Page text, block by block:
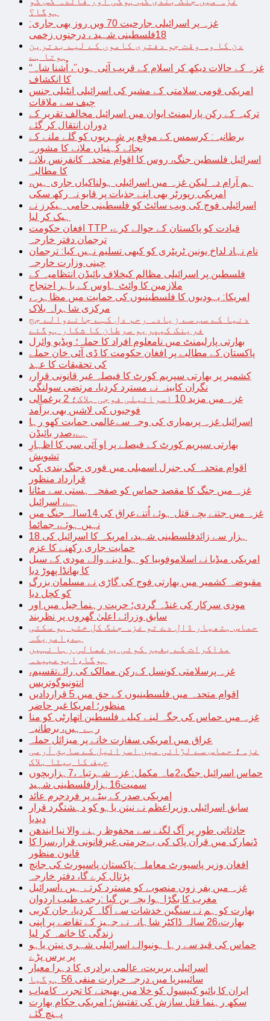
ہوگا؟
غزہ پر اسرائیلی جارحیت 70 ویں روز بھی جاری:
18فلسطینی شہید ، درجنوں زخمی
دن کا وہ وقت جو دفتری کاموں کے لیے بدترین
ہوتا ہے
“غزہ کے حالات دیکھ کر اسلام کے قریب آئی ہوں”، اُشنا شاہ
کا انکشاف
امریکی قومی سلامتی کے مشیر کی اسرائیلی انٹیلی جنس
چیف سے ملاقات
ترکیہ کے رکن پارلیمنٹ ایوان میں اسرائیل مخالف تقریر کے
دوران انتقال کر گئے
برطانیہ: کرسمس کے موقع پر شہریوں کو گلے ملنے کے
بجائے کُہنیاں ملانے کا مشورہ
اسرائیل فلسطین جنگ، روس کا اقوام متحدہ کانفرنس بلانے
کا مطالبہ
ہم آرام دہ لیکن غزہ میں اسرائیلی ہولناکیاں جاری ہیں،
امریکی رپورٹر بھی اپنے جذبات پر قابو نہ رکھ سکی
اسرائیلی فوج کی ویب سائٹ کو فلسطینی حامی ہیکرز نے
ہیک کر لیا
افغان حکومت TTP قیادت کو پاکستان کے حوالے کرے،
ترجمان دفتر خارجہ
نام نہاد لداخ یونین ٹریٹری کو کبھی تسلیم نہیں کیا: ترجمان
چینی وزارت خارجہ
فلسطین پر اسرائیلی مظالم کیخلاف بائیڈن انتظامیہ کے
ملازمین کا وائٹ ہاوس کے باہر احتجاج
امریکا: یہودیوں کا فلسطینیوں کی حمایت میں مظاہرہ،
مرکزی شاہراہ بلاک
دنیا کے سب سے زیادہ رحم دل کہے جانےوالے جج
فرینک کیپریو سرطان کا شکار ہوگئے
بھارتی پارلیمنٹ میں نامعلوم افراد کا حملہ؛ ویڈیو وائرل
پاکستان کے مطالبے پر افغان حکومت کا ڈی آئی خان حملے
کی تحقیقات کا عہد
کشمیر پر بھارتی سپریم کورٹ کا فیصلہ غیر قانونی قرار،
نگران کابینہ نے مسترد کردیا، مرتضی سولنگی
غزہ میں مزید 10 اسرائیلی فوجی ہلاک؛ 2 یرغمالی
فوجیوں کی لاشیں بھی برآمد
اسرائیل غزہ پربمباری کی وجہ سےعالمی حمایت کھو رہا
ہے،صدر بائیڈن
بھارتی سپریم کورٹ کے فیصلے پر او آئی سی کا اظہارِ
تشویش
اقوام متحدہ کی جنرل اسمبلی میں فوری جنگ بندی کی
قرارداد منظور
غزہ میں جنگ کا مقصد حماس کو صفحہ ہستی سے مٹانا
ہے، اسرائیل
غزہ میں جتنے بچے قتل ہوئے اُتنےعراق کی 14سالہ جنگ میں
نہیں ہوئے، جمائما
18 ہزار سے زائدفلسطینی شہید، امریکہ کا اسرائیل کی
حمایت جاری رکھنے کا عزم
امریکی میڈیا نے اسلاموفوبیا کو ہوا دینے والے مودی کے سیل
کا بھانڈا پھوڑ دیا
مقبوضہ کشمیر میں بھارتی فوج کی گاڑی نے مسلمان بزرگ
کو کچل دیا
مودی سرکار کی غنڈہ گردی؛ حریت رہنما جیل میں اور
سابق وزرائے اعلیٰ گھروں پر نظربند
حماس ہتھیار ڈال دے تو غزہ جنگ کل ختم ہو سکتی
ہے،امریکہ
مذاکرات کے بغیر کوئی یرغمالی رہا نہیں
ہوگا،ابوعبیدہ
غزہ پرسلامتی کونسل کےرکن ممالک کی رائےتقسیم،
انتونیوگوتریس
اقوام متحدہ میں فلسطینیوں کے حق میں 5 قراردادیں
منظور؛ امریکا غیر حاضر
غزہ میں حماس کی جگہ لینے کیلیے فلسطین اتھارٹی کو منا
رہے ہیں، برطانیہ
عراق میں امریکی سفارت خانے پر میزائل حملہ
غزہ؛ حماس سے لڑائی میں اسرائیل کے سابق آرمی
چیف کا بیٹا ہلاک
حماس اسرائیل جنگ،2ماہ مکمل: غزہ شہرتباہ،7ہزاربچوں
سمیت16ہزارفلسطینی شہید
امریکی صدر کے بیٹے پر فردجرم عائد
سابق اسرائیلی وزیراعظم نے نیتن یاہو کو دہشتگرد قرار
دیدیا
حادثاتی طور پر آگ لگنے سے محفوظ رہنے والا نیا ایندھن
ڈنمارک میں قرآن پاک کی بےحرمتی غیرقانونی قرار،سزا کا
قانون منظور
افغان وزیر پاسپورٹ معاملہ :پاکستان پاسپورٹ کی جانچ
پڑتال کرے گا، دفتر خارجہ
غزہ میں بفر زون منصوبے کو مسترد کرتے ہیں ،اسرائیل
مغرب کا بگڑا ہوا بچہ بن گیا :رجب طیب اردوان
بھارت کو ہم نے سنگین خدشات سے آگاہ کردیا، جان کربی
بھارت،26 سالہ ڈاکٹر شاہانہ نے جہیز کے تقاضے پر اپنی
زندگی کا خاتمہ کر لیا
حماس کی قید سے رہا ہونیوالے اسرائیلی شہری نیتن یاہو
پر برس پڑے
اسرائیلی بربریت، عالمی برادری کا دہرا معیار
سائیبیریا میں درجہ حرارت منفی 56 ہوگیا
ایران کا بائیو کیپسول کو خلا میں بھیجنے کا تجربہ کامیاب
سکھ رہنما قتل سازش کی تفتیش؛ امریکی حکام بھارت
پہنچ گئے